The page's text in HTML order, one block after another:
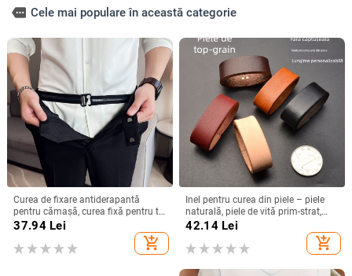
more Cele mai populare în această categorie
Curea de fixare antiderapantă
pentru cămașă, curea fixă pentru tiv
de rochie de afaceri, curea elastică
invizibilă ușoară, curea reglabilă,
lungime
37.94Lei
add_shopping_cart
Inel pentru curea din piele – piele
naturală, piele de vită prim-strat,
cataramă din cupru cu știft, fabricat
42.14Lei
add_shopping_cart